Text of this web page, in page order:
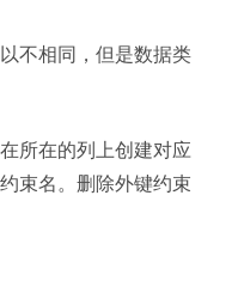
不相同，但是数据类
所在的列上创建对应
束名。删除外键约束